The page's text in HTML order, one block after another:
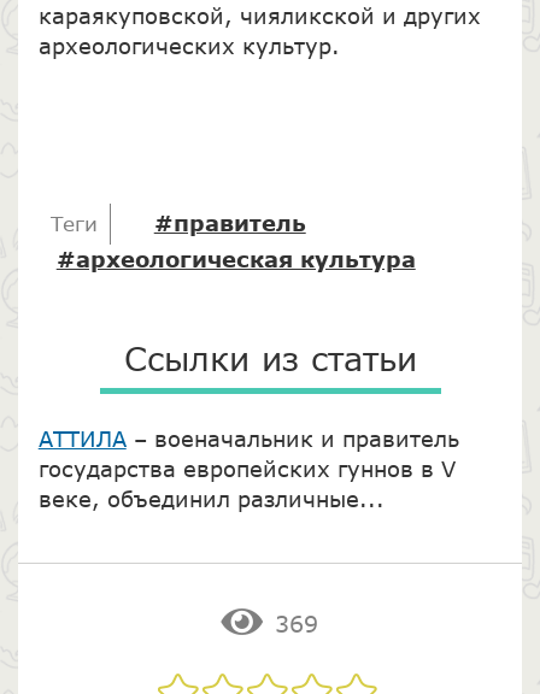
караякуповской, чияликской и других
археологических культур.
Теги
#правитель
#археологическая культура
Ссылки из статьи
АТТИЛА – военачальник и правитель
государства европейских гуннов в V
веке, объединил различные...
369